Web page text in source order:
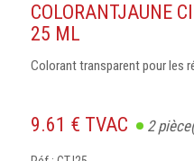
COLORANTJAUNE
25 ML
Colorant transparent pour les
9.61 € TVAC 2